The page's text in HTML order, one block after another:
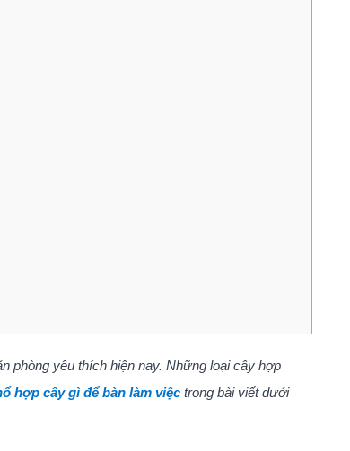
phòng yêu thích hiện nay. Những loại cây hợp
hợp cây gì để bàn làm việctrong bài viết dưới